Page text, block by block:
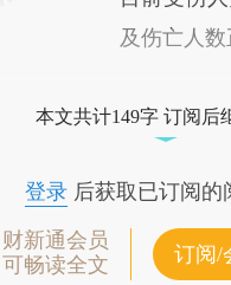
及伤亡人
本文共计149字 订阅后
登录后获取已订阅的
财新通会员
可畅读全文
订阅/